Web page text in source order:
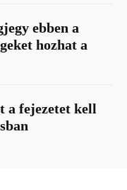
ebben a
hozhat a
a fejezetet kell